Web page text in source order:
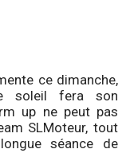
ce dimanche,
soleil fera son
up ne peut pas
SLMoteur, tout
séance de